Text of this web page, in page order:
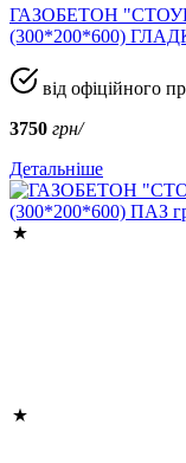
ГАЗОБЕТОН
(300*200*600)
від офіційного
3750 грн/
Детальніше